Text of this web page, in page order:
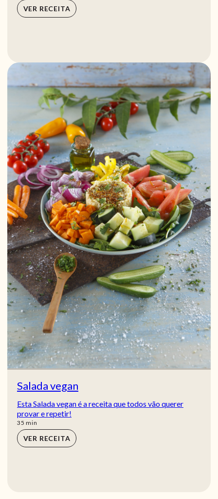
VER RECEITA
Salada vegan
Esta Salada vegan é a receita que todos vão querer
provar e repetir!
35 min
min
VER RECEITA